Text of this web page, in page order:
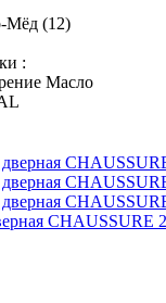
Мёд (12)
:
Масло
CHAUSSURE